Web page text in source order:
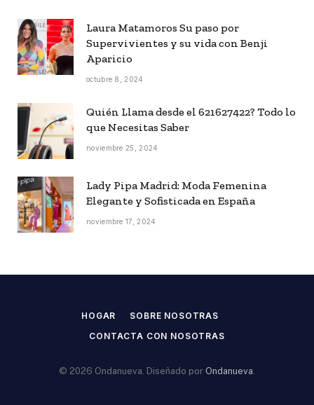
Laura Matamoros Su paso por
Supervivientes y su vida con Benji
Aparicio
octubre 8, 2024
Quién Llama desde el 621627422? Todo lo
que Necesitas Saber
noviembre 25, 2024
Lady Pipa Madrid: Moda Femenina
Elegante y Sofisticada en España
noviembre 17, 2024
HOGAR
SOBRE NOSOTRAS
CONTACTA CON NOSOTRAS
© 2026 Ondanueva. Diseñado por Ondanueva